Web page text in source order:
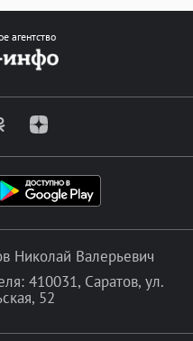
агентство
Николай Валерьевич
410031, Саратов, ул.
52